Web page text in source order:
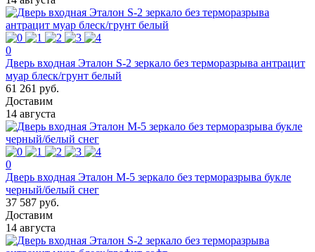
0
Дверь входная Эталон S-2 зеркало без терморазрыва антрацит
муар блеск/грунт белый
61 261 руб.
Доставим
14 августа
0
Дверь входная Эталон М-5 зеркало без терморазрыва букле
черный/белый снег
37 587 руб.
Доставим
14 августа